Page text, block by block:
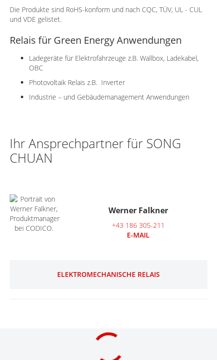
Die Produkte sind RoHS-konform und nach CQC, TÜV, UL - CUL
und VDE gelistet.
Relais für Green Energy Anwendungen
Ladegeräte für Elektrofahrzeuge z.B. Wallbox, Ladekabel,
OBC
Photovoltaik Relais z.B. Inverter
Industrie – und Gebäudemanagement Anwendungen
Ihr Ansprechpartner für SONG
CHUAN
Werner Falkner
+43 186 305-211
E-MAIL
ELEKTROMECHANISCHE RELAIS